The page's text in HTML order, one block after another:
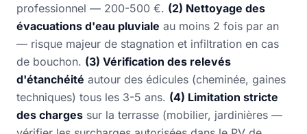
professionnel — 200-500 €. (2) Nettoyage des
évacuations d'eau pluviale au moins 2 fois par an
— risque majeur de stagnation et infiltration en cas
de bouchon. (3) Vérification des relevés
d'étanchéité autour des édicules (cheminée, gaines
techniques) tous les 3-5 ans. (4) Limitation stricte
des charges sur la terrasse (mobilier, jardinières —